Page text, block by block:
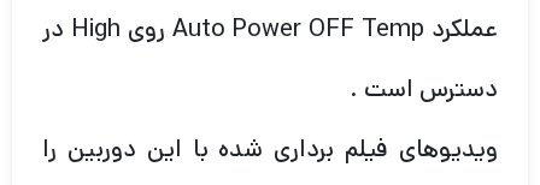
عملکرد Auto Power OFF Temp روی High در
دسترس است .
ویدیوهای فیلم برداری شده با این دوربین را